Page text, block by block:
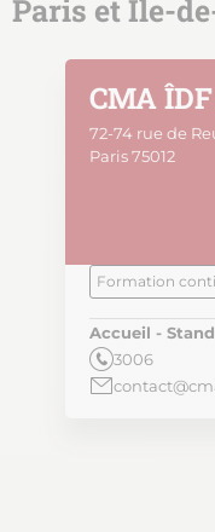
Paris et Île-
CMA
72-74 rue de
Paris 75012
Formation
Accueil -
3006